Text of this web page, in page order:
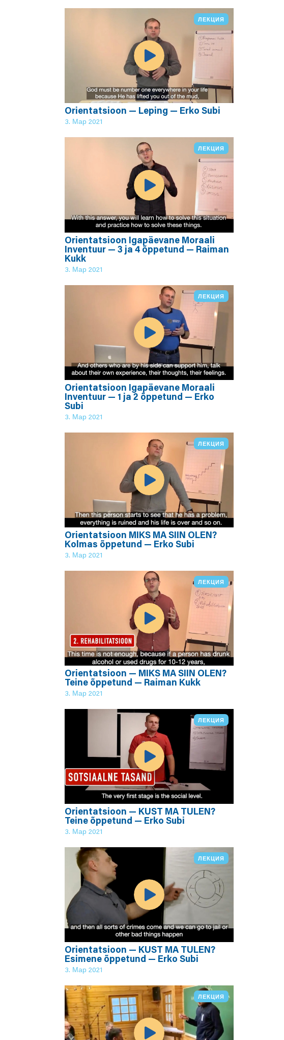
ЛЕКЦИЯ
Orientatsioon — Leping — Erko Subi
3. Мар 2021
ЛЕКЦИЯ
Orientatsioon Igapäevane Moraali
Inventuur — 3 ja 4 õppetund — Raiman
Kukk
3. Мар 2021
ЛЕКЦИЯ
Orientatsioon Igapäevane Moraali
Inventuur — 1 ja 2 õppetund — Erko
Subi
3. Мар 2021
ЛЕКЦИЯ
Orientatsioon MIKS MA SIIN OLEN?
Kolmas õppetund — Erko Subi
3. Мар 2021
ЛЕКЦИЯ
Orientatsioon — MIKS MA SIIN OLEN?
Teine õppetund — Raiman Kukk
3. Мар 2021
ЛЕКЦИЯ
Orientatsioon — KUST MA TULEN?
Teine õppetund — Erko Subi
3. Мар 2021
ЛЕКЦИЯ
Orientatsioon — KUST MA TULEN?
Esimene õppetund — Erko Subi
3. Мар 2021
ЛЕКЦИЯ